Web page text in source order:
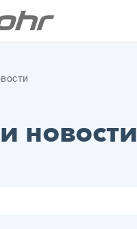
новости
cookies